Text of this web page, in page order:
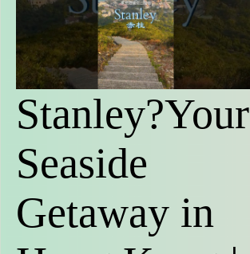
Stanley?Your
Seaside
Getaway in